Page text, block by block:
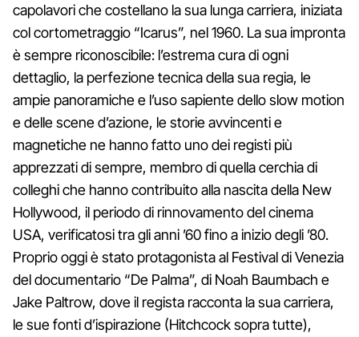
capolavori che costellano la sua lunga carriera, iniziata
col cortometraggio “Icarus”, nel 1960. La sua impronta
è sempre riconoscibile: l’estrema cura di ogni
dettaglio, la perfezione tecnica della sua regia, le
ampie panoramiche e l’uso sapiente dello slow motion
e delle scene d’azione, le storie avvincenti e
magnetiche ne hanno fatto uno dei registi più
apprezzati di sempre, membro di quella cerchia di
colleghi che hanno contribuito alla nascita della New
Hollywood, il periodo di rinnovamento del cinema
USA, verificatosi tra gli anni ’60 fino a inizio degli ’80.
Proprio oggi è stato protagonista al Festival di Venezia
del documentario “De Palma”, di Noah Baumbach e
Jake Paltrow, dove il regista racconta la sua carriera,
le sue fonti d’ispirazione (Hitchcock sopra tutte),